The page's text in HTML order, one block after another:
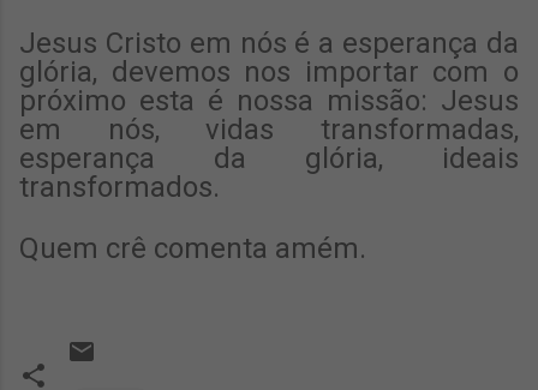
Jesus Cristo em nós é a esperança da
glória, devemos nos importar com o
próximo esta é nossa missão: Jesus
em nós, vidas transformadas,
esperança da glória, ideais
transformados.
Quem crê comenta amém.